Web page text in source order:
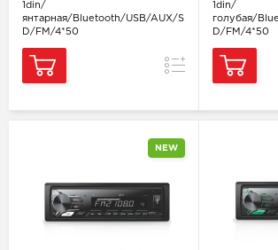
1din/
янтарная/Bluetooth/USB/AUX/S
D/FM/4*50
Сравнение
1din/
голубая/
D/FM/4*50
NEW